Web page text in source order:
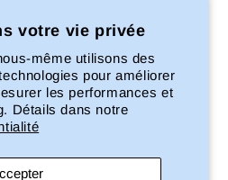
votre vie privée
utilisons des
pour améliorer
les performances et
Détails dans notre
utiles